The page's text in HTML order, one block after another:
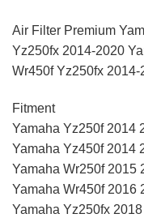
Air Filter Premium
Yz250fx 2014-2020
Wr450f Yz250fx
Fitment
Yamaha Yz250f 2014
Yamaha Yz450f 2014
Yamaha Wr250f 2015
Yamaha Wr450f 2016
Yamaha Yz250fx